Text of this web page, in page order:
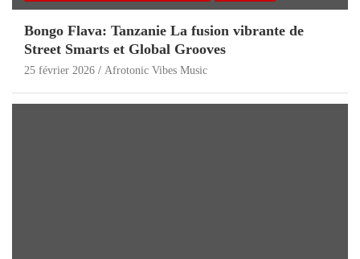
Bongo Flava: Tanzanie La fusion vibrante de
Street Smarts et Global Grooves
25 février 2026 Afrotonic Vibes Music